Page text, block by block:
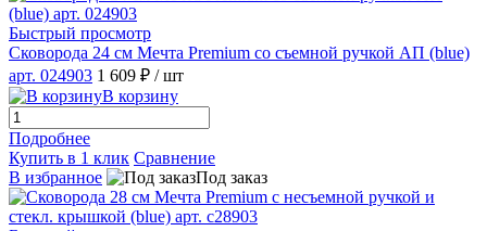
Быстрый просмотр
Сковорода 24 см Мечта Premium со съемной ручкой АП (blue)
арт. 024903 1 609 ₽ / шт
В корзину
Подробнее
Купить в 1 клик Сравнение
В избранное
Под заказ